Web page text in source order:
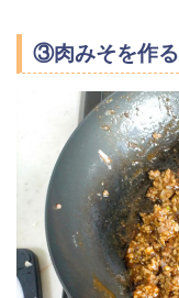
③肉みそを作る